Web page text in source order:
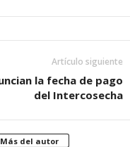
Artículo siguiente
la fecha de pago
del Intercosecha
Más del autor